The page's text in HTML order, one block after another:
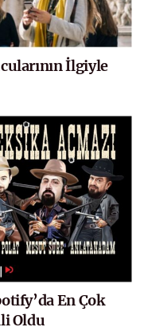
İlgiyle
En Çok
Oldu